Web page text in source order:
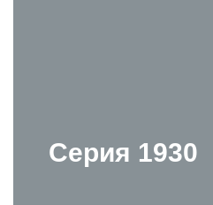
современный и удобный интерьер с
Серия 1930